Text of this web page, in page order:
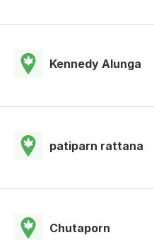
Kennedy Alunga
patiparn rattana
Chutaporn